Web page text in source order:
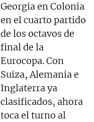
Georgia en Colonia
en el cuarto partido
de los octavos de
final de la
Eurocopa. Con
Suiza, Alemania e
Inglaterra ya
clasificados, ahora
toca el turno al